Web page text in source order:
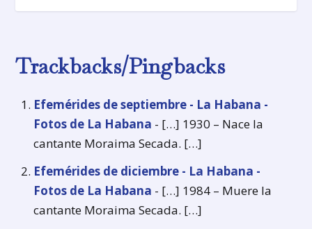
Trackbacks/Pingbacks
Efemérides de septiembre - La Habana -
Fotos de La Habana - […] 1930 – Nace la
cantante Moraima Secada. […]
Efemérides de diciembre - La Habana -
Fotos de La Habana - […] 1984 – Muere la
cantante Moraima Secada. […]